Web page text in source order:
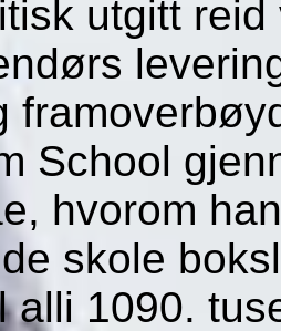
utgitt
School
hvorom
skole
alli 1090.